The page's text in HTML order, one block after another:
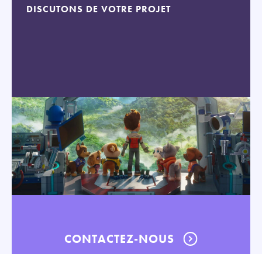
DISCUTONS DE VOTRE PROJET
CONTACTEZ-NOUS